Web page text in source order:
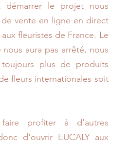
démarrer le projet nous
vente en ligne en direct
fleuristes de France. Le
aura pas arrêté, nous
plus de produits
fleurs internationales soit
profiter à d'autres
d'ouvrir EUCALY aux